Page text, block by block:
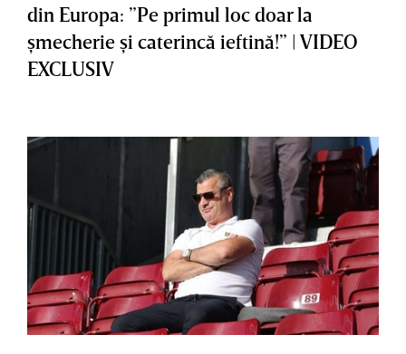
din Europa: ”Pe primul loc doar la
şmecherie şi caterincă ieftină!” | VIDEO
EXCLUSIV